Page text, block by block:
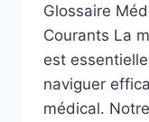
Glossaire
Courants La
est
naviguer
médical.